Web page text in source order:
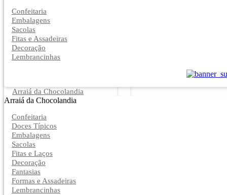
Confeitaria
Embalagens
Sacolas
Fitas e Assadeiras
Decoração
Lembrancinhas
Arraiá da Chocolandia
Arraiá da Chocolandia
Confeitaria
Doces Típicos
Embalagens
Sacolas
Fitas e Laços
Decoração
Fantasias
Formas e Assadeiras
Lembrancinhas